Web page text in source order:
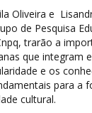
Oliveira e
de Pesquisa
trarão a
que integram
e os
para a
cultural.